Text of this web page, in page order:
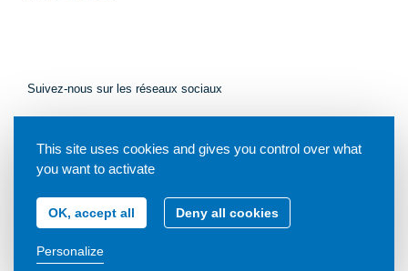
Suivez-nous sur les réseaux sociaux
Mentions légales
This site uses cookies and gives you control over what
you want to activate
OK, accept all Deny all cookies
Personalize